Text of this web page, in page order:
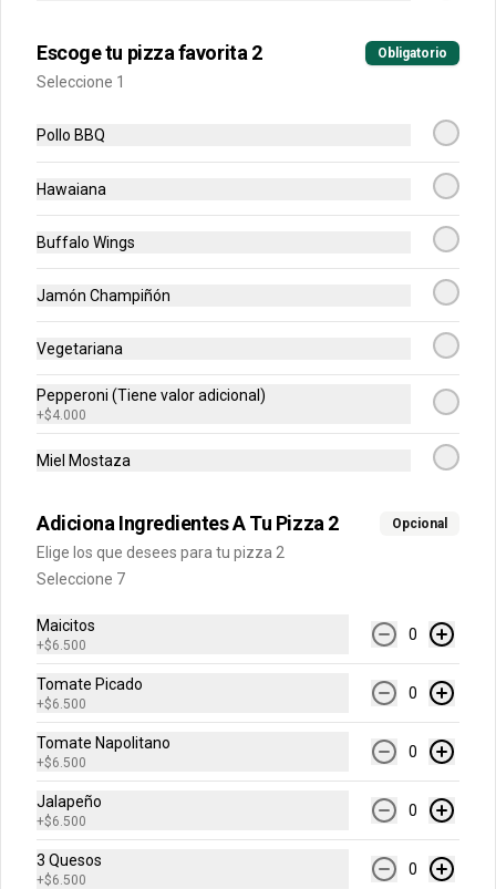
horneada con chips de chocolate.
$12.900
Agua Cristal 500 ml
$6.500
Escoge tu pizza favorita 2 Obligatorio
Seleccione 1
Pollo BBQ
Hawaiana
Buffalo Wings
Jamón Champiñón
Vegetariana
Pepperoni (Tiene valor adicional)
+$4.000
Miel Mostaza
Adiciona Ingredientes A Tu Pizza 2 Opcional
Elige los que desees para tu pizza 2
Seleccione 7
Maicitos
+$6.500
0
Tomate Picado
+$6.500
0
Tomate Napolitano
+$6.500
0
Jalapeño
+$6.500
0
3 Quesos
+$6.500
0